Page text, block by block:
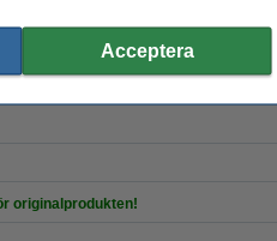
| Zoom | 500 ark
originalprodukten!
Acceptera